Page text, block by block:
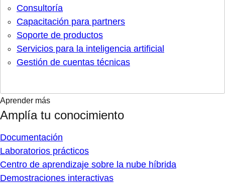
Consultoría
Capacitación para partners
Soporte de productos
Servicios para la inteligencia artificial
Gestión de cuentas técnicas
Aprender más
Amplía tu conocimiento
Documentación
Laboratorios prácticos
Centro de aprendizaje sobre la nube híbrida
Demostraciones interactivas